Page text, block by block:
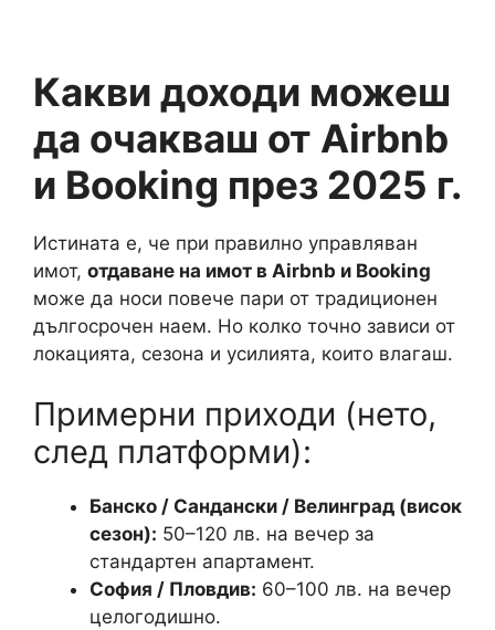
Какви доходи можеш
да очакваш от Airbnb
и Booking през 2025 г.
Истината е, че при правилно управляван
имот, отдаване на имот в Airbnb и Booking
може да носи повече пари от традиционен
дългосрочен наем. Но колко точно зависи от
локацията, сезона и усилията, които влагаш.
Примерни приходи (нето,
след платформи):
Банско / Сандански / Велинград (висок
сезон): 50–120 лв. на вечер за
стандартен апартамент.
София / Пловдив: 60–100 лв. на вечер
целогодишно.